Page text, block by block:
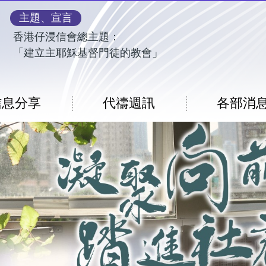
主題、宣言
香港仔浸信會總主題：
「建立主耶穌基督門徒的教會」
分享 代禱週訊 各部消